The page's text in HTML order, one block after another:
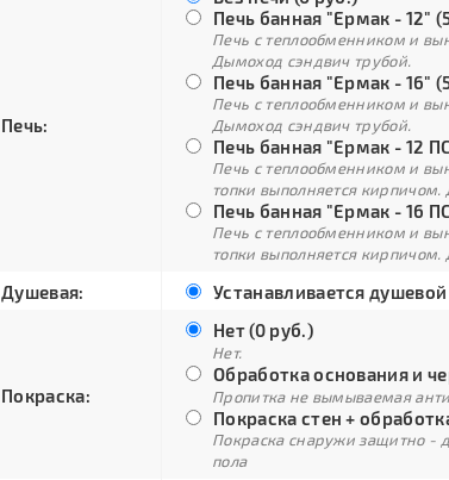
Печь:
Печь банная "Ермак - 12"
Печь с теплообменником и
Дымоход сэндвич трубой.
Печь банная "Ермак - 16"
Печь с теплообменником и
Дымоход сэндвич трубой.
Печь банная "Ермак - 12
Печь с теплообменником и
топки выполняется
Печь банная "Ермак - 16
Печь с теплообменником и
топки выполняется
Душевая: Устанавливается
Покраска:
Нет (0 руб.)
Нет.
Обработка основания и
Пропитка не вымываемая
Покраска стен +
Покраска снаружи защитно -
пола